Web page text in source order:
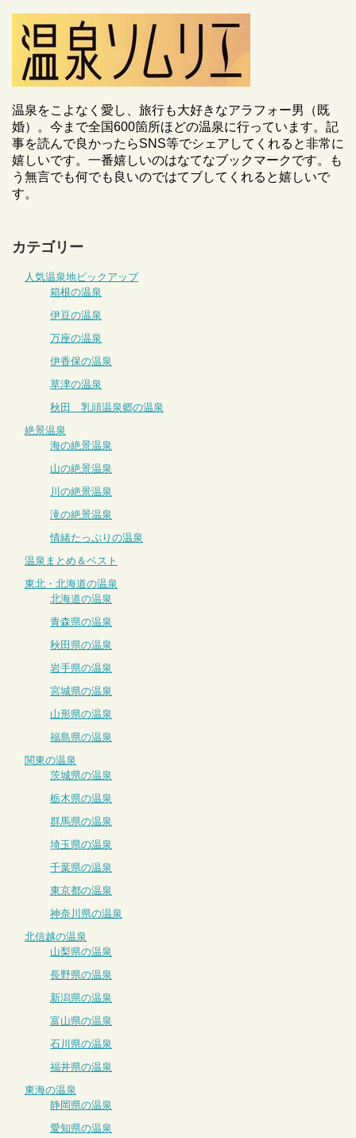
温泉をこよなく愛し、旅行も大好きなアラフォー男（既
婚）。今まで全国600箇所ほどの温泉に行っています。記
事を読んで良かったらSNS等でシェアしてくれると非常に
嬉しいです。一番嬉しいのはなてなブックマークです。も
う無言でも何でも良いのではてブしてくれると嬉しいで
す。
カテゴリー
人気温泉地ピックアップ
箱根の温泉
伊豆の温泉
万座の温泉
伊香保の温泉
草津の温泉
秋田 乳頭温泉郷の温泉
絶景温泉
海の絶景温泉
山の絶景温泉
川の絶景温泉
滝の絶景温泉
情緒たっぷりの温泉
温泉まとめ＆ベスト
東北・北海道の温泉
北海道の温泉
青森県の温泉
秋田県の温泉
岩手県の温泉
宮城県の温泉
山形県の温泉
福島県の温泉
関東の温泉
茨城県の温泉
栃木県の温泉
群馬県の温泉
埼玉県の温泉
千葉県の温泉
東京都の温泉
神奈川県の温泉
北信越の温泉
山梨県の温泉
長野県の温泉
新潟県の温泉
富山県の温泉
石川県の温泉
福井県の温泉
東海の温泉
静岡県の温泉
愛知県の温泉